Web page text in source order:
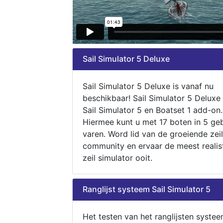
Sail Simulator 5 Deluxe
Sail Simulator 5 Deluxe is vanaf nu
beschikbaar! Sail Simulator 5
Sail Simulator 5 en Boatset 1 add-on.
Hiermee kunt u met 17 boten in 5
varen. Word lid van de groeiende zeil
community en ervaar de meest
zeil simulator ooit.
Ranglijst systeem Sail Simulator 5
Het testen van het ranglijsten